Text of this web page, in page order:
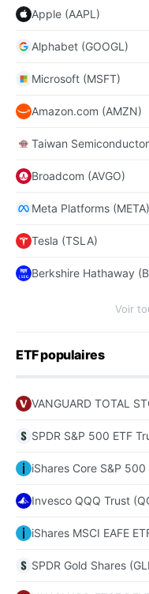
Apple (AAPL)
Alphabet (GOOGL)
Microsoft (MSFT)
Amazon.com (AMZN)
Taiwan
Broadcom (AVGO)
Meta Platforms (META)
Tesla (TSLA)
Berkshire Hathaway
Voir
ETF populaires
VANGUARD TOTAL
SPDR S&P 500 ETF
iShares Core S&P 500
Invesco QQQ Trust
iShares MSCI EAFE
SPDR Gold Shares